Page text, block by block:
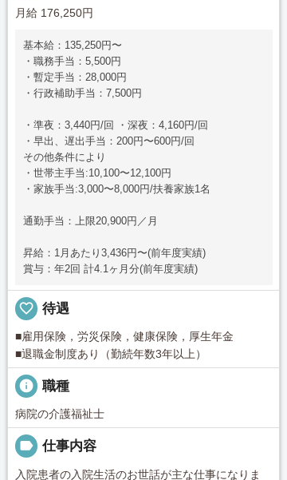
月給 176,250円
基本給：135,250円〜
・職務手当：5,500円
・暫定手当：28,000円
・行政補助手当：7,500円
・準夜：3,440円/回 ・深夜：4,160円/回
・早出、遅出手当：200円〜600円/回
その他条件により
・世帯主手当:10,100〜12,100円
・家族手当:3,000〜8,000円/扶養家族1名
通勤手当：上限20,900円／月
昇給：1月あたり3,436円〜(前年度実績)
賞与：年2回 計4.1ヶ月分(前年度実績)
favorite_border 待遇
■雇用保険，労災保険，健康保険，厚生年金
■退職金制度あり（勤続年数3年以上）
info 職種
病院の介護福祉士
label 仕事内容
入院患者の入院生活のお世話が主な仕事になりま